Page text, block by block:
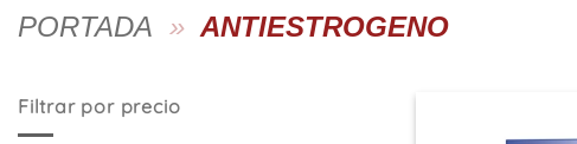
PORTADA » ANTIESTROGENO
Filtrar por precio